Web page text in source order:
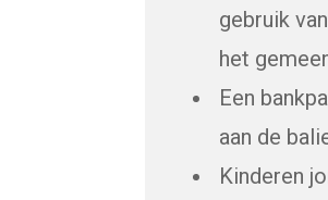
gebruik
het
Een
aan de
Kinderen